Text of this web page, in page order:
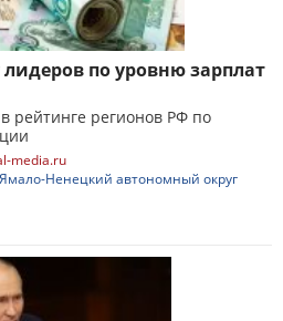
по уровню зарплат
рейтинге регионов РФ по
media.ru
Ямало-Ненецкий автономный округ